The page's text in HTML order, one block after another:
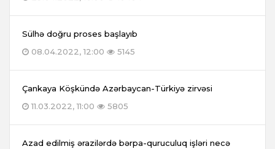
Sülhə doğru proses başlayıb
08.04.2022, 12:00
5145
Çankaya Köşkündə Azərbaycan-Türkiyə zirvəsi
11.03.2022, 11:00
5805
Azad edilmiş ərazilərdə bərpa-quruculuq işləri necə